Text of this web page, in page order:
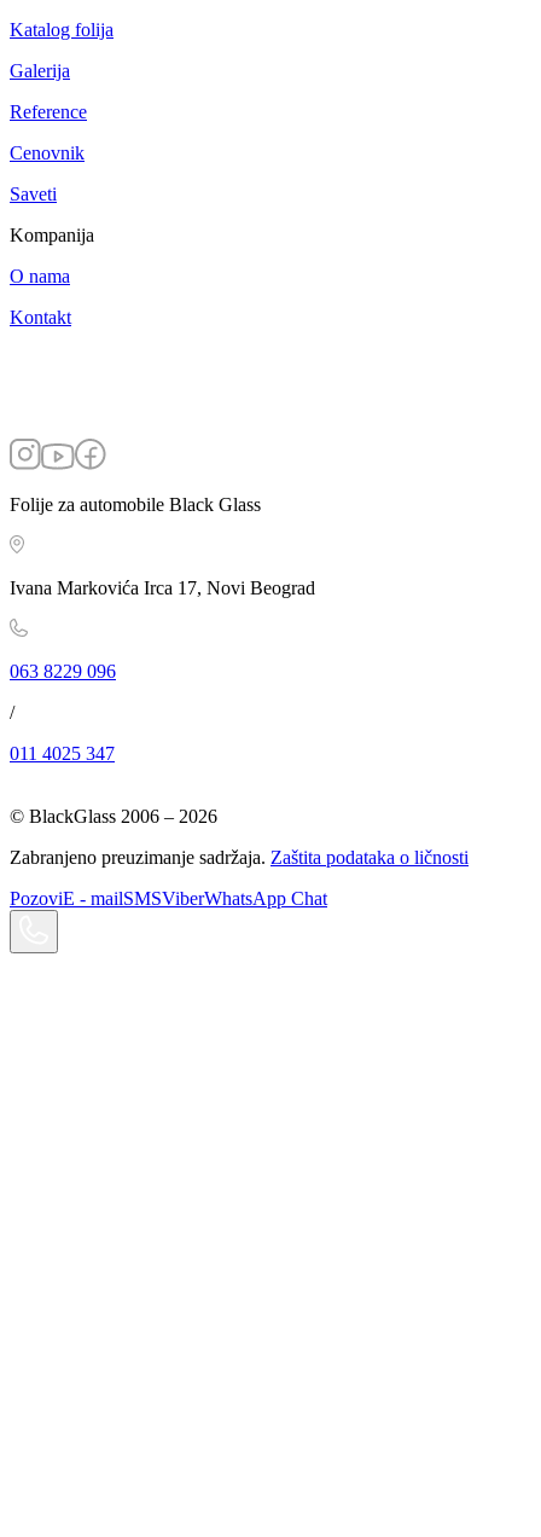
Katalog folija
Galerija
Reference
Cenovnik
Saveti
Kompanija
O nama
Kontakt
Folije za automobile Black Glass
Ivana Markovića Irca 17, Novi Beograd
063 8229 096
/
011 4025 347
© BlackGlass 2006 – 2026
Zabranjeno preuzimanje sadržaja. Zaštita podataka o ličnosti
PozoviE - mailSMSViberWhatsApp Chat